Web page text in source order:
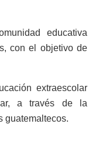
educativa
con el objetivo de
extraescolar
a través de la
guatemaltecos.